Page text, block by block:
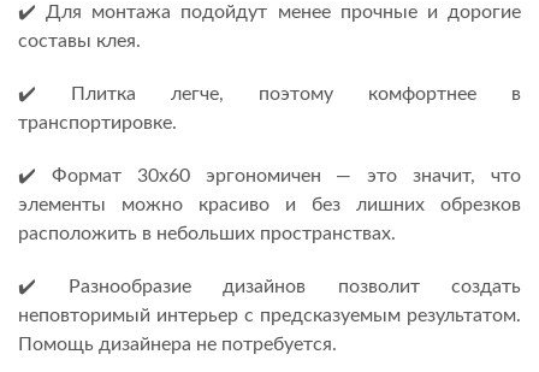
✔️ Для монтажа подойдут менее прочные и дорогие
составы клея.
✔️ Плитка легче, поэтому комфортнее в
транспортировке.
✔️ Формат 30х60 эргономичен — это значит, что
элементы можно красиво и без лишних обрезков
расположить в небольших пространствах.
✔️ Разнообразие дизайнов позволит создать
неповторимый интерьер с предсказуемым результатом.
Помощь дизайнера не потребуется.